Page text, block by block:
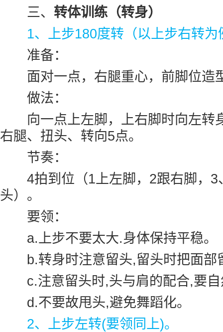
北京新时代模特学校
三、 转体训练（转身）
1、上步180度转（以上步右转为
准备：
面对一点，右腿重心，前脚位造
做法：
向一点上左脚，上右脚时向左转
右腿、扭头、转向5点。
节奏：
4拍到位（1上左脚，2跟右脚，3
头）。
要领：
a.上步不要太大.身体保持平稳。
b.转身时注意留头,留头时把面部
c.注意留头时,头与肩的配合,要自
d.不要故甩头,避免舞蹈化。
2、上步左转(要领同上)。